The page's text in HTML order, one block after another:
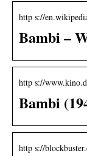
http s://
Bambi –
http s://
Bambi
http s://